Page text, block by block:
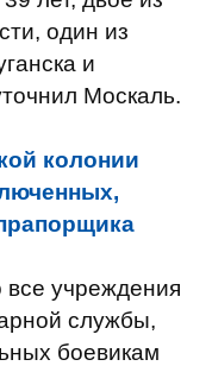
один из
и
Москаль.
колонии
все учреждения
службы,
боевикам